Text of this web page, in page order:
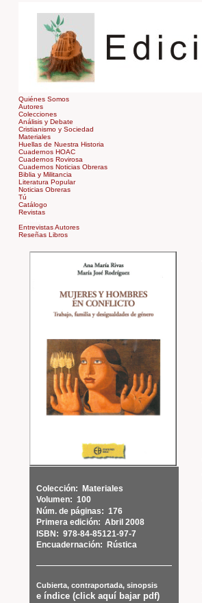
Quiénes Somos
Autores
Colecciones
Análisis y Debate
Cristianismo y Sociedad
Materiales
Huellas de Nuestra Historia
Cuadernos HOAC
Cuadernos Rovirosa
Cuadernos Noticias Obreras
Biblia y Militancia
Literatura Popular
Noticias Obreras
Tú
Catálogo
Revistas
Entrevistas Autores
Reseñas Libros
Colección:
Materiales
Volumen: 100
Núm. de páginas: 176
Primera edición: Abril 2008
ISBN: 978-84-85121-97-7
Encuadernación:
Rústica
Cubierta, contraportada, sinopsis
e índice (click aquí bajar pdf)